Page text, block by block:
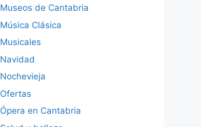
Museos de Cantabria
Música Clásica
Musicales
Navidad
Nochevieja
Ofertas
Ópera en Cantabria